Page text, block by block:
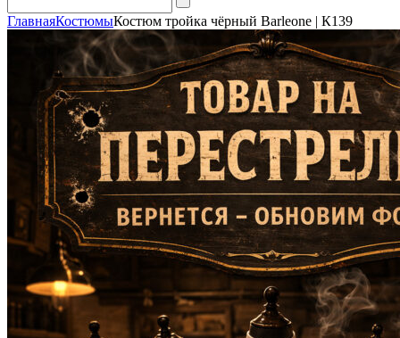
ГлавнаяКостюмыКостюм тройка чёрный Barleone | К139